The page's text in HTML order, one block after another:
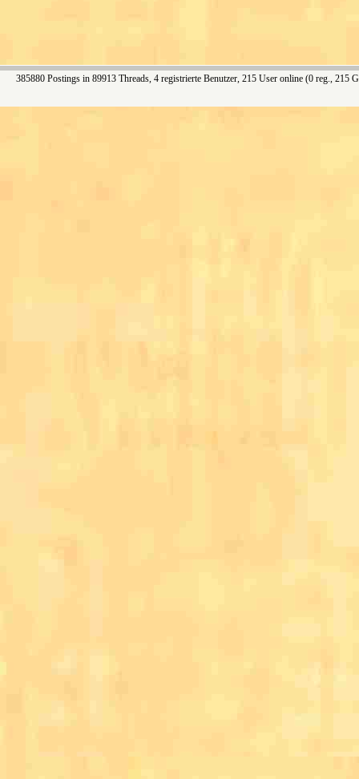
385880 Postings in 89913 Threads, 4 registrierte Benutzer, 215 User online (0 reg., 215